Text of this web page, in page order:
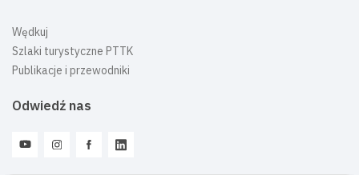
Wędkuj
Szlaki turystyczne PTTK
Publikacje i przewodniki
Odwiedź nas